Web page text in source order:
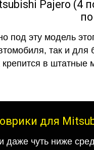
под эту модель
так и для
в штатные
для
даже чуть ниже